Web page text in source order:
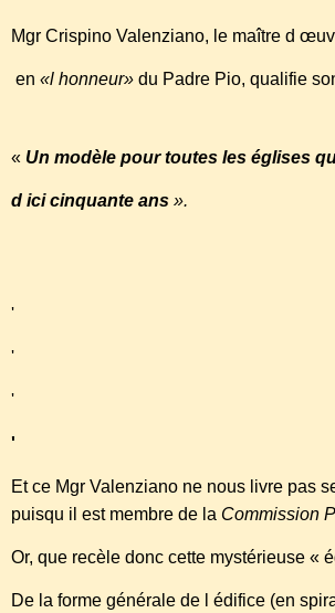
Mgr Crispino Valenziano, le maître d
en «l honneur» du Padre Pio, qualifie
« Un modèle pour toutes les églises
d ici cinquante ans ».
'
'
'
'
Et ce Mgr Valenziano ne nous livre pas
puisqu il est membre de la Commission
Or, que recèle donc cette mystérieuse «
De la forme générale de l édifice (en